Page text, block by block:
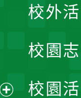
單
校外
校園
校園